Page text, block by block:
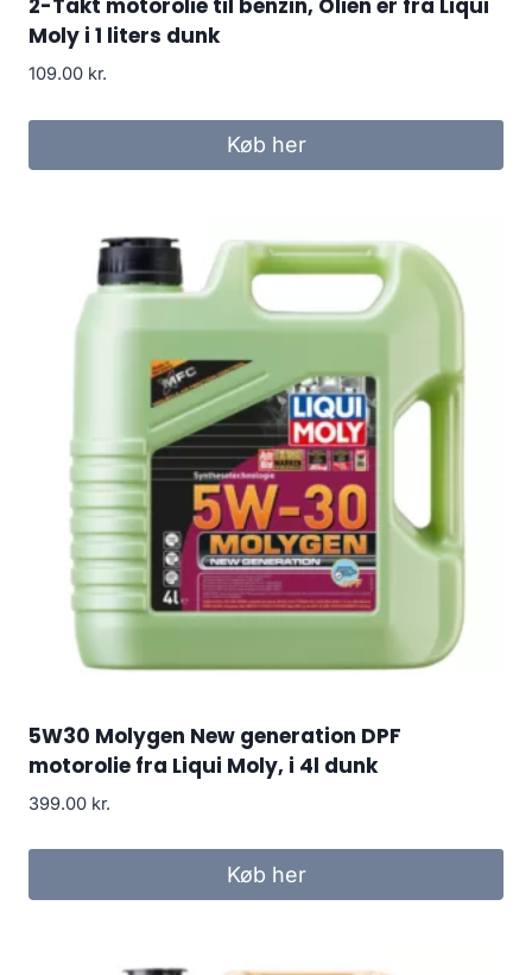
2-Takt motorolie til benzin, Olien er fra Liqui
Moly i 1 liters dunk
109.00 kr.
Køb her
5W30 Molygen New generation DPF
motorolie fra Liqui Moly, i 4l dunk
399.00 kr.
Køb her